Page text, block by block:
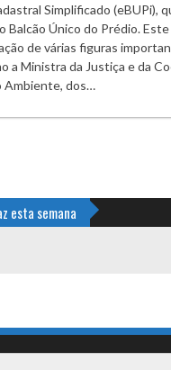
Simplificado (eBUPi),
Balcão Único do Prédio.
de várias figuras
a Ministra da Justiça e da
Ambiente, dos…
esta semana